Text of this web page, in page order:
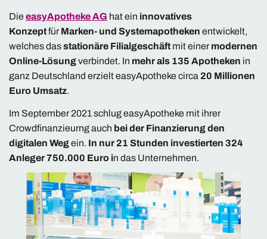
DieeasyApotheke AG hat ein innovatives
Konzeptfür Marken- und Systemapotheken entwickelt,
welches dasstationäre Filialgeschäft mit einer modernen
Online-Lösungverbindet. In mehr als 135 Apotheken in
ganz Deutschland erzielt easyApotheke circa 20 Millionen
Euro Umsatz.
Im September 2021 schlug easyApotheke mit ihrer
Crowdfinanzieurng auch bei der Finanzierung den
digitalen Wegein. In nur 21 Stunden investierten 324
Anleger 750.000 Euro in das Unternehmen.